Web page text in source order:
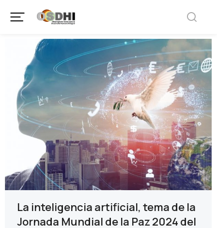
La inteligencia artificial, tema de la
Jornada Mundial de la Paz 2024 del